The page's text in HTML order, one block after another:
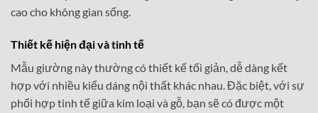
cao cho không gian sống.
Thiết kế hiện đại và tinh tế
Mẫu giường này thường có thiết kế tối giản, dễ dàng kết
hợp với nhiều kiểu dáng nội thất khác nhau. Đặc biệt, với sự
phối hợp tinh tế giữa kim loại và gỗ, bạn sẽ có được một